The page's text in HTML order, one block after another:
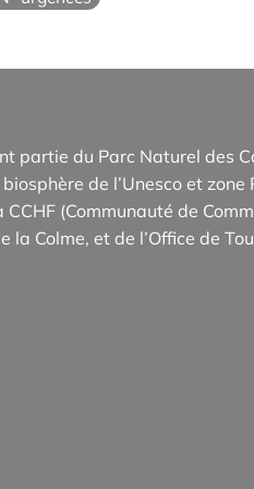
partie du Parc Naturel des
de l’Unesco et zone
(Communauté de
la Colme, et de l’Office de